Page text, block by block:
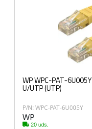
WP WPC-PAT-
U/UTP (UTP)
P/N: WPC-PAT-6U005Y
WP
20 uds.